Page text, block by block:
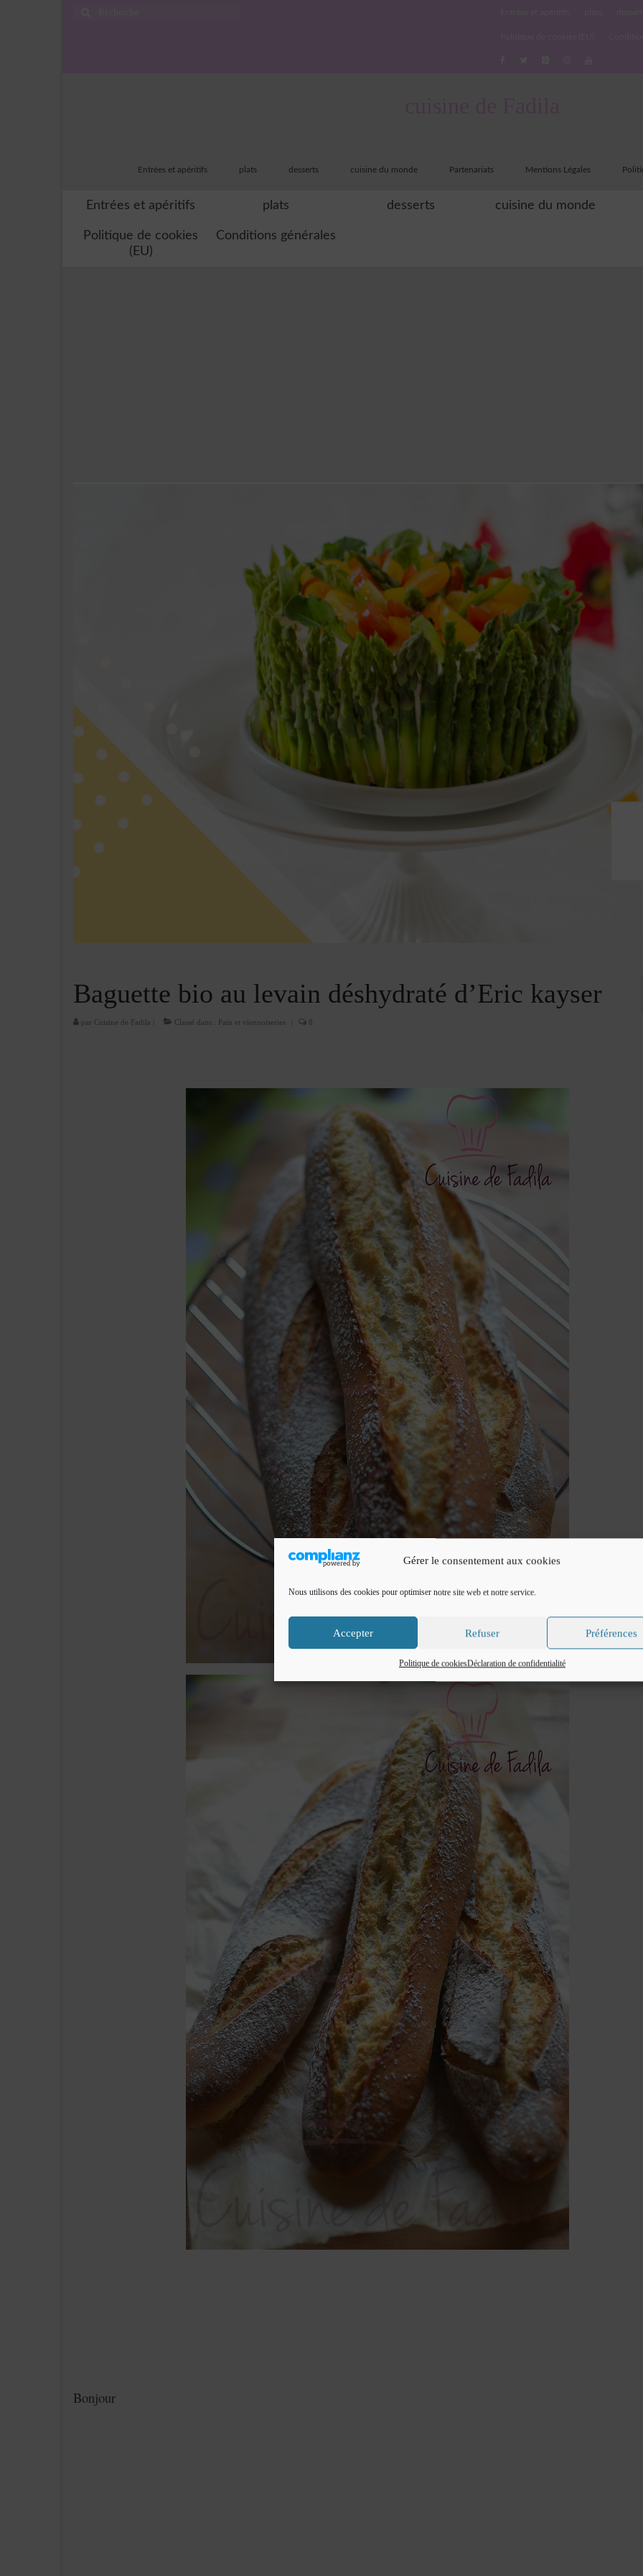
Gérer le consentement aux cookies
Nous utilisons des cookies pour optimiser notre site web et notre service.
Accepter Refuser Préférences
Politique de cookiesDéclaration de confidentialité
Entrées et apéritifs plats desserts cuisine du monde Partenariats Mentions Légales
Entrées et apéritifs plats desserts cuisine du monde
Politique de cookies
(EU)
Conditions générales
Baguette bio au levain déshydraté d’Eric kayser
par Cuisine de Fadila Classé dans : Pain et viennoiseries 8
Bonjour